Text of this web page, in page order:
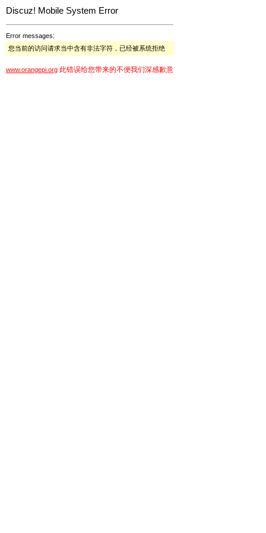
Discuz! Mobile System Error
Error messages:
您当前的访问请求当中含有非法字符，已经被系统拒绝
www.orangepi.org 此错误给您带来的不便我们深感歉意